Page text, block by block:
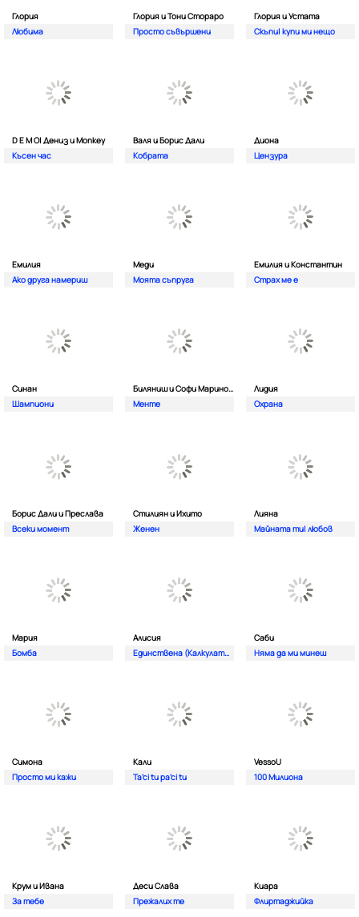
Глория
Любима
Глория и Тони Стораро
Просто съвършени
Глория и Устата
Скъпи| купи ми нещо
D E M O| Дениз и Monkey
Късен час
Валя и Борис Дали
Кобрата
Диона
Цензура
Емилия
Ако друга намериш
Меди
Моята съпруга
Емилия и Константин
Страх ме е
Синан
Шампиони
Биляниш и Софи Маринова
Менте
Лидия
Охрана
Борис Дали и Преслава
Всеки момент
Стилиян и Ихито
Женен
Лияна
Майната ти| любов
Мария
Бомба
Алисия
Единствена (Калкулатор)
Саби
Няма да ми минеш
Симона
Просто ми кажи
Кали
Ta’ci tu pa’ci tu
VessoU
100 Милиона
Крум и Ивана
За тебе
Деси Слава
Прежалих те
Киара
Флиртаджийка